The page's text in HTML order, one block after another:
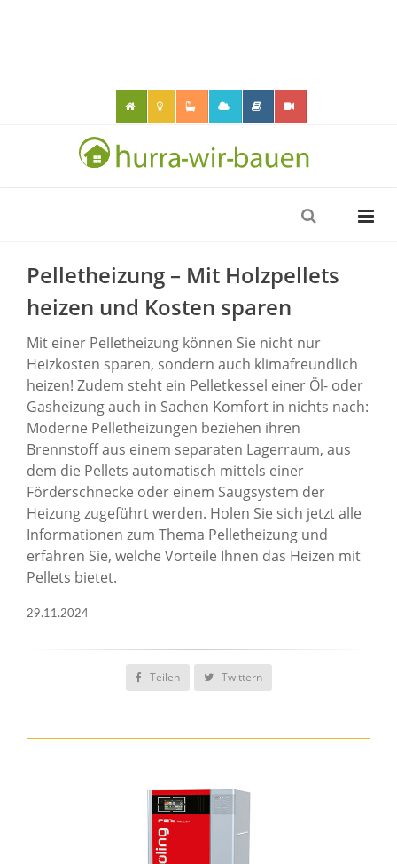
Pelletheizung – Mit Holzpellets
heizen und Kosten sparen
Mit einer Pelletheizung können Sie nicht nur
Heizkosten sparen, sondern auch klimafreundlich
heizen! Zudem steht ein Pelletkessel einer Öl- oder
Gasheizung auch in Sachen Komfort in nichts nach:
Moderne Pelletheizungen beziehen ihren
Brennstoff aus einem separaten Lagerraum, aus
dem die Pellets automatisch mittels einer
Förderschnecke oder einem Saugsystem der
Heizung zugeführt werden. Holen Sie sich jetzt alle
Informationen zum Thema Pelletheizung und
erfahren Sie, welche Vorteile Ihnen das Heizen mit
Pellets bietet.
29.11.2024
Teilen Twittern